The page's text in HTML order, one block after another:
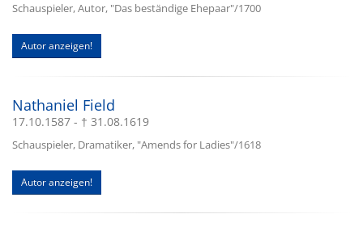
Schauspieler, Autor, "Das beständige Ehepaar"/1700
Autor anzeigen!
Nathaniel Field
17.10.1587 - † 31.08.1619
Schauspieler, Dramatiker, "Amends for Ladies"/1618
Autor anzeigen!